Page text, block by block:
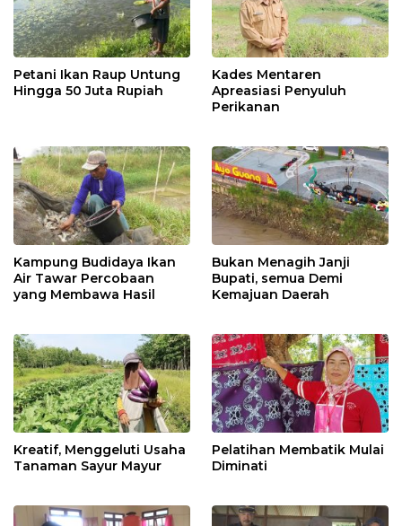
Petani Ikan Raup Untung
Hingga 50 Juta Rupiah
Kades Mentaren
Apreasiasi Penyuluh
Perikanan
Kampung Budidaya Ikan
Air Tawar Percobaan
yang Membawa Hasil
Bukan Menagih Janji
Bupati, semua Demi
Kemajuan Daerah
Kreatif, Menggeluti Usaha
Tanaman Sayur Mayur
Pelatihan Membatik Mulai
Diminati